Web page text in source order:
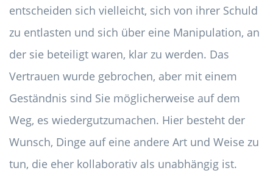
entscheiden sich vielleicht, sich von ihrer Schuld
zu entlasten und sich über eine Manipulation, an
der sie beteiligt waren, klar zu werden. Das
Vertrauen wurde gebrochen, aber mit einem
Geständnis sind Sie möglicherweise auf dem
Weg, es wiedergutzumachen. Hier besteht der
Wunsch, Dinge auf eine andere Art und Weise zu
tun, die eher kollaborativ als unabhängig ist.